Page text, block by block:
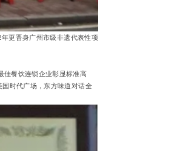
更晋身广州市级非遗代表性项
佳餐饮连锁企业彰显标准高
时代广场，东方味道对话全